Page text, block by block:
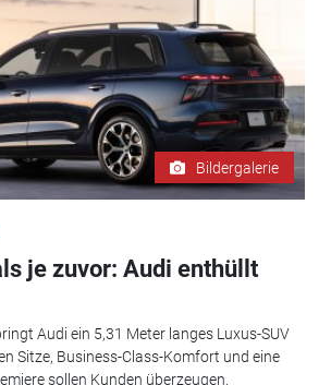
Bildergalerie
je zuvor: Audi enthüllt
Audi ein 5,31 Meter langes Luxus-SUV
Sitze, Business-Class-Komfort und eine
sollen Kunden überzeugen.